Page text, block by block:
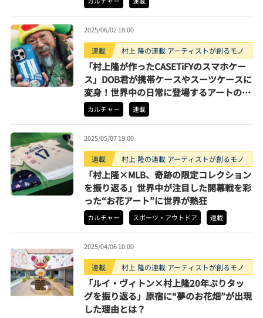
2025/06/02 18:00
連載 村上 隆の連載 アーティストが創るモノ
「村上隆が作ったCASETiFYのスマホケー
ス」DOB君が携帯ケースやスーツケースに
変身！世界中の日常に登場するアートの魅
力カルチャー 連載
2025/05/07 19:00
連載 村上 隆の連載 アーティストが創るモノ
「村上隆×MLB、奇跡の限定コレクション
を振り返る」世界中が注目した開幕戦を彩
った“お花アート”に世界が熱狂
カルチャー スポーツ・アウトドア 連載
2025/04/06 10:00
連載 村上 隆の連載 アーティストが創るモノ
「ルイ・ヴィトン×村上隆20年ぶりタッ
グを振り返る」原宿に“夢のお花畑”が出現
した理由とは？